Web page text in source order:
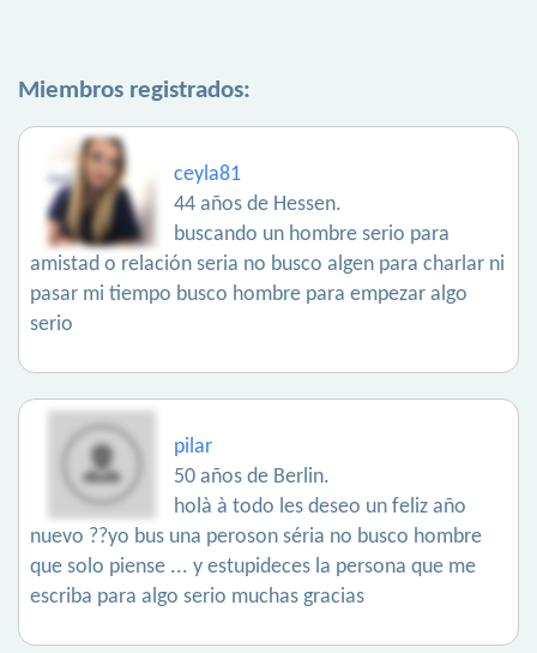
Miembros registrados:
ceyla81
44 años de Hessen.
buscando un hombre serio para
amistad o relación seria no busco algen para charlar ni
pasar mi tiempo busco hombre para empezar algo
serio
pilar
50 años de Berlin.
holà à todo les deseo un feliz año
nuevo ??yo bus una peroson séria no busco hombre
que solo piense ... y estupideces la persona que me
escriba para algo serio muchas gracias